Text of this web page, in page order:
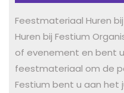
Feestmateriaal Huren
Huren bij Festium
of evenement en bent
feestmateriaal om de
Festium bent u aan het